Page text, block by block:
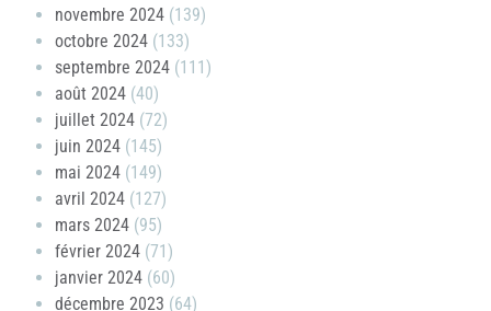
novembre 2024 (139)
octobre 2024 (133)
septembre 2024 (111)
août 2024 (40)
juillet 2024 (72)
juin 2024 (145)
mai 2024 (149)
avril 2024 (127)
mars 2024 (95)
février 2024 (71)
janvier 2024 (60)
décembre 2023 (64)